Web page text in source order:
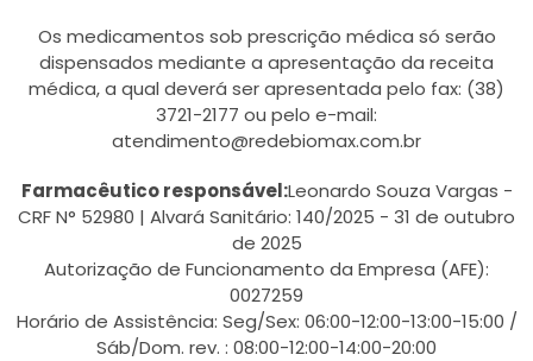
Os medicamentos sob prescrição médica só serão
dispensados mediante a apresentação da receita
médica, a qual deverá ser apresentada pelo fax: (38)
3721-2177 ou pelo e-mail:
atendimento@redebiomax.com.br
Farmacêutico responsável:Leonardo Souza Vargas -
CRF N° 52980 | Alvará Sanitário: 140/2025 - 31 de outubro
de 2025
Autorização de Funcionamento da Empresa (AFE):
0027259
Horário de Assistência: Seg/Sex: 06:00-12:00-13:00-15:00 /
Sáb/Dom. rev. : 08:00-12:00-14:00-20:00